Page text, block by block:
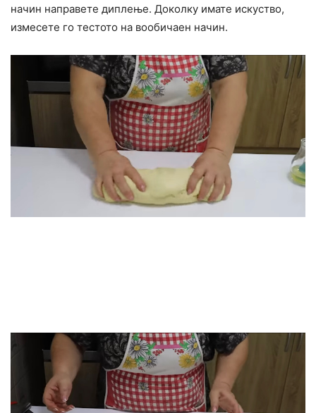
начин направете диплење. Доколку имате искуство,
измесете го тестото на вообичаен начин.